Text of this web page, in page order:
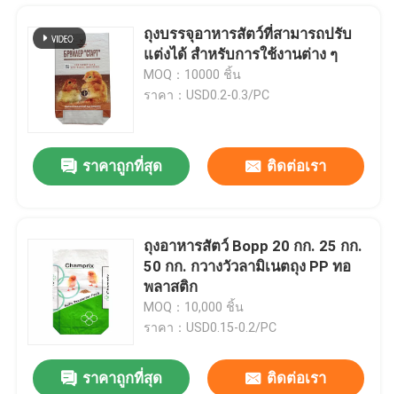
ถุงบรรจุอาหารสัตว์ที่สามารถปรับ
แต่งได้ สําหรับการใช้งานต่าง ๆ
MOQ：10000 ชิ้น
ราคา：USD0.2-0.3/PC
ราคาถูกที่สุด ติดต่อเรา
ถุงอาหารสัตว์ Bopp 20 กก. 25 กก.
50 กก. กวางวัวลามิเนตถุง PP ทอ
พลาสติก
MOQ：10,000 ชิ้น
ราคา：USD0.15-0.2/PC
ราคาถูกที่สุด ติดต่อเรา